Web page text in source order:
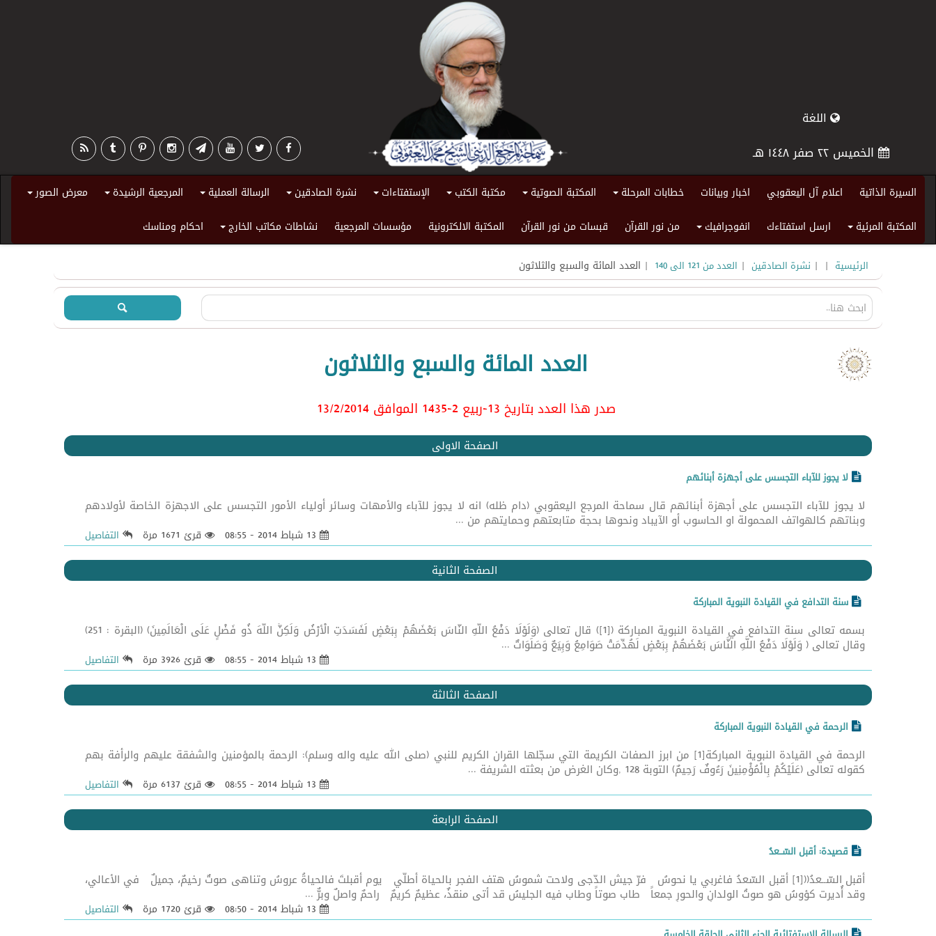
اللغة
الخميس ٢٢ صفر ١٤٤٨ هـ
السيرة الذاتية اعلام آل اليعقوبي اخبار وبيانات خطابات المرحلة المكتبة الصوتية مكتبة الكتب الإستفتاءات نشرة الصادقين الرسالة العملية المرجعية الرشيدة معرض الصور
المكتبة المرئية ارسل استفتاءك انفوجرافيك من نور القرآن قبسات من نور القرآن المكتبة الالكترونية مؤسسات المرجعية نشاطات مكاتب الخارج احكام ومناسك
الرئيسية |
| نشرة الصادقين | العدد من 121 الى 140 | العدد المائة والسبع والثلاثون
العدد المائة والسبع والثلاثون
صدر هذا العدد بتاريخ 13-ربيع 2-1435 الموافق 13/2 /2014
الصفحة الاولى
لا يجوز للآباء التجسس على أجهزة أبنائهم
لا يجوز للآباء التجسس على أجهزة أبنائهم قال سماحة المرجع اليعقوبي (دام ظله) انه لا يجوز للآباء والأمهات وسائر أولياء الأمور التجسس على الاجهزة الخاصة لأولادهم
وبناتهم كالهواتف المحمولة او الحاسوب أو الآيباد ونحوها بحجة متابعتهم وحمايتهم من ...
قرئ 1671 مرة التفاصيل
الصفحة الثانية
سنة التدافع في القيادة النبوية المباركة
بسمه تعالى سنة التدافع في القيادة النبوية المباركة ([1]) قال تعالى (وَلَوْلَا دَفْعُ اللَّهِ النَّاسَ بَعْضَهُمْ بِبَعْضٍ لَفَسَدَتِ الْأَرْضُ وَلَكِنَّ اللَّهَ ذُو فَضْلٍ عَلَى الْعَالَمِينَ) (البقرة : 251)
وقال تعالى ( وَلَوْلَا دَفْعُ اللَّهِ النَّاسَ بَعْضَهُمْ بِبَعْضٍ لَهُدِّمَتْ صَوَامِعُ وَبِيَعٌ وَصَلَوَاتٌ ...
قرئ 3926 مرة التفاصيل
الصفحة الثالثة
الرحمة في القيادة النبوية المباركة
الرحمة في القيادة النبوية المباركة[1] من ابرز الصفات الكريمة التي سجّلها القران الكريم للنبي (صلى الله عليه واله وسلم): الرحمة بالمؤمنين والشفقة عليهم والرأفة بهم
كقوله تعالى (عَلَيْكُمْ بِالْمُؤْمِنِينَ رَءُوفٌ رَحِيمٌ) التوبة 128 ,وكان الغرض من بعثته الشريفة ...
قرئ 6137 مرة التفاصيل
الصفحة الرابعة
قصيدة: أقبل السّــعدُ
أقبل السّــعدُ(([1] أقبل السّعدُ فاغربي يا نحوسُ فرّ جيش الدّجى ولاحت شموسُ هتف الفجر بالحياة أطلّي يوم أقبلتَ فالحياةُ عروسُ وتناهى صوتٌ رخيمٌ، جميلٌ في الأعالي،
وقد أُديرت كؤوسُ هو صوتُ الولدانِ والحورِ جمعاً طاب صوتاً وطاب فيه الجليسُ قد أتى منقذٌ، عظيمٌ كريمٌ راحمٌ واصلٌ وبرٌّ ...
قرئ 1720 مرة
التفاصيل